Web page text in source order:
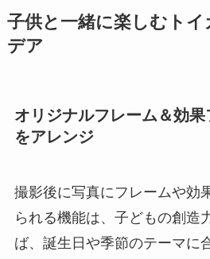
子供と一緒に楽しむトイ
デア
オリジナルフレーム＆効
をアレンジ
撮影後に写真にフレームや効
られる機能は、子どもの創造
ば、誕生日や季節のテーマに